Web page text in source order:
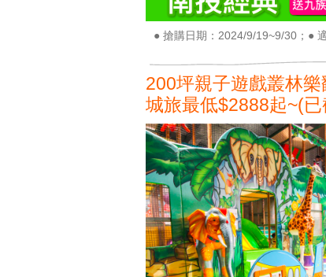
● 搶購日期：2024/9/19~9/30；●
200坪親子遊戲叢林
城旅最低$2888起~(已